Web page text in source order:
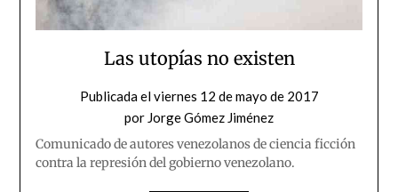
Las utopías no existen
Publicada elviernes 12 de mayo de 2017
por Jorge Gómez Jiménez
Comunicado de autores venezolanos de ciencia ficción
contra la represión del gobierno venezolano.